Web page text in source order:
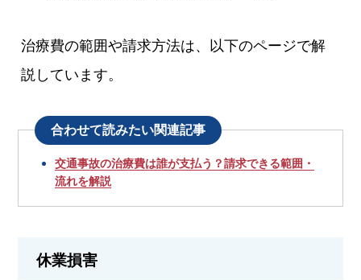
治療費の範囲や請求方法は、以下のページで解
説しています。
合わせて読みたい関連記事
交通事故の治療費は誰が支払う？請求できる範囲・
流れを解説
休業損害